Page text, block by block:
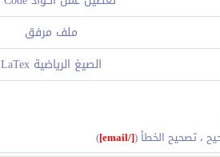
ملف مرفق
الصيغ الرياضية LaTex
، تصحيح الخطأ ([/email]
)